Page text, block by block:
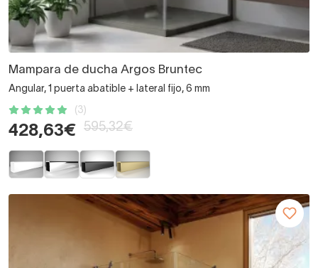
Mampara de ducha Argos Bruntec
Angular, 1 puerta abatible + lateral fijo, 6 mm
(3)
428,63€ 595,32€